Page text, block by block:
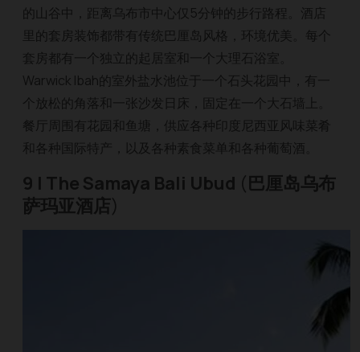
的山谷中，距离乌布市中心仅5分钟的步行路程。酒店
里的套房装饰都带有传统巴厘岛风格，环境优美。每个
套房都有一个独立的起居室和一个大理石浴室。
Warwick Ibah的室外盐水池位于一个石头花园中，有一
个放松的角落和一张沙发日床，固定在一个大石墙上。
餐厅周围有花园和鱼塘，供应各种印度尼西亚风味菜肴
和各种国际特产，以及各种素食菜单和各种葡萄酒。
9 | The Samaya Bali Ubud (巴厘岛乌布
萨玛亚酒店)